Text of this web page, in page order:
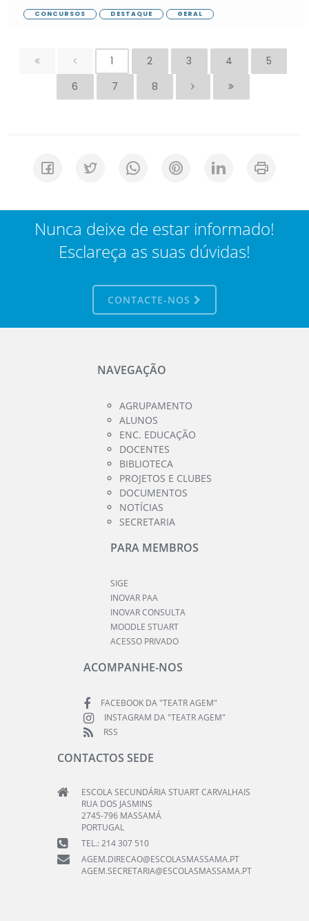
CONCURSOS DESTAQUE GERAL
1 2 3 4
5
6
7 8
Nunca deixe de estar informado!
Esclareça as suas dúvidas!
CONTACTE-NOS
NAVEGAÇÃO
AGRUPAMENTO
ALUNOS
ENC. EDUCAÇÃO
DOCENTES
BIBLIOTECA
PROJETOS E CLUBES
DOCUMENTOS
NOTÍCIAS
SECRETARIA
PARA MEMBROS
SIGE
INOVAR PAA
INOVAR CONSULTA
MOODLE STUART
ACESSO PRIVADO
ACOMPANHE-NOS
FACEBOOK DA "TEATR AGEM"
INSTAGRAM DA "TEATR AGEM"
RSS
CONTACTOS SEDE
ESCOLA SECUNDÁRIA STUART CARVALHAIS
RUA DOS JASMINS
2745-796 MASSAMÁ
PORTUGAL
TEL.: 214 307 510
AGEM.DIRECAO@ESCOLASMASSAMA.PT
AGEM.SECRETARIA@ESCOLASMASSAMA.PT